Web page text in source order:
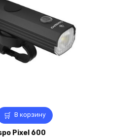
В корзину
Pixel 600